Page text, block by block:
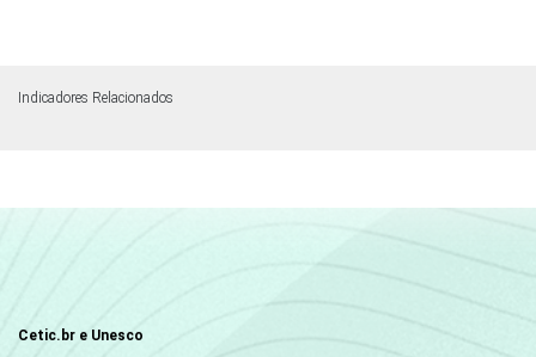
Indicadores Relacionados
Cetic.br e Unesco